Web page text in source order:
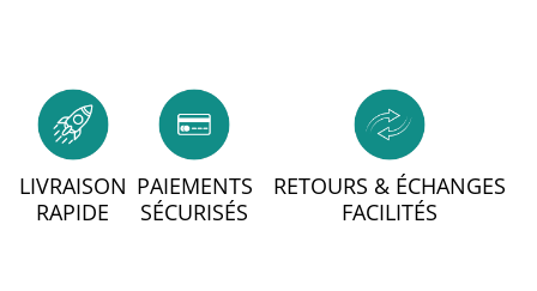
LIVRAISON
RAPIDE
PAIEMENTS
SÉCURISÉS
RETOURS & ÉCHANGES
FACILITÉS